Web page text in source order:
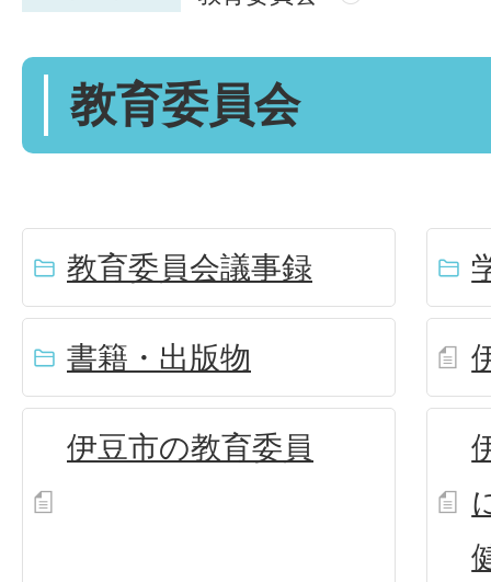
教育委員会
教育委員会議事録
書籍・出版物
伊豆市の教育委員